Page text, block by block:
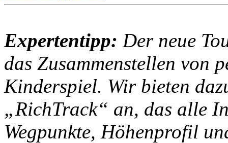
Expertentipp: Der neue
das Zusammenstellen von
Kinderspiel. Wir bieten
„RichTrack“ an, das alle
Wegpunkte, Höhenprofil